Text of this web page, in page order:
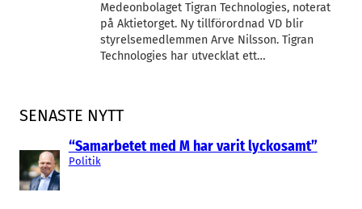
SENASTE NYTT
“Samarbetet med M har varit lyckosamt”
Politik
Medeonbolaget Tigran Technologies, noterat
på Aktietorget. Ny tillförordnad VD blir
styrelsemedlemmen Arve Nilsson. Tigran
Technologies har utvecklat ett…